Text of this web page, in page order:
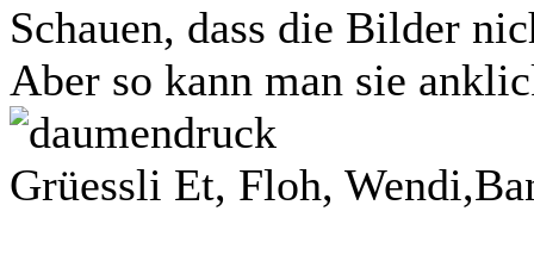
Schauen, dass die Bilder
Aber so kann man sie
Grüessli Et, Floh,